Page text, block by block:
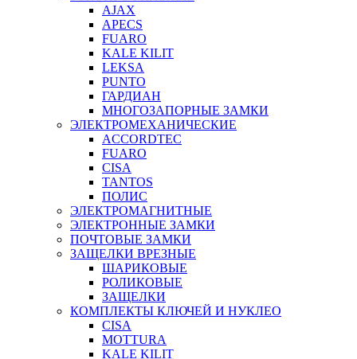
AJAX
APECS
FUARO
KALE KILIT
LEKSA
PUNTO
ГАРДИАН
МНОГОЗАПОРНЫЕ ЗАМКИ
ЭЛЕКТРОМЕХАНИЧЕСКИЕ
ACCORDTEC
FUARO
CISA
TANTOS
ПОЛИС
ЭЛЕКТРОМАГНИТНЫЕ
ЭЛЕКТРОННЫЕ ЗАМКИ
ПОЧТОВЫЕ ЗАМКИ
ЗАЩЕЛКИ ВРЕЗНЫЕ
ШАРИКОВЫЕ
РОЛИКОВЫЕ
ЗАЩЕЛКИ
КОМПЛЕКТЫ КЛЮЧЕЙ И НУКЛЕО
CISA
MOTTURA
KALE KILIT